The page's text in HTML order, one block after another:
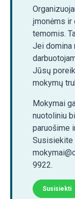
įmonėms ir
temomis.
Jei domina
Jūsų
mokymų
Mokymai
nuotoliniu
paruošime
Susisiekite
9922.
Susisiekti